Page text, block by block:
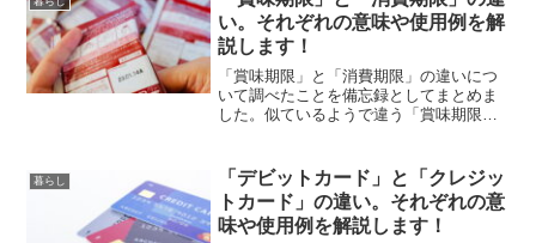
い。それぞれの意味や使用例を解
説します！
「賞味期限」と「消費期限」の違いにつ
いて調べたことを備忘録としてまとめま
した。似ているようで違う「賞味期限」
暮らし
「デビットカード」と「クレジッ
トカード」の違い。それぞれの意
味や使用例を解説します！